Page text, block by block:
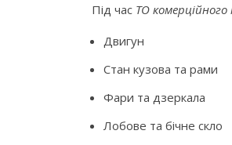
ЄКМТ,
Під час ТО
Двигун
Стан кузова та рами
Фари та дзеркала
Лобове та бічне скло